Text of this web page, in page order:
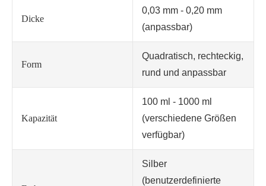
Dicke
0,03 mm - 0,20 mm
(anpassbar)
Form
Quadratisch, rechteckig,
rund und anpassbar
Kapazität
100 ml - 1000 ml
(verschiedene Größen
verfügbar)
Silber
(benutzerdefinierte